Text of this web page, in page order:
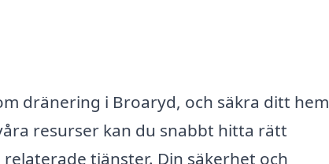
dränering i Broaryd, och säkra ditt hem
resurser kan du snabbt hitta rätt
tjänster. Din säkerhet och